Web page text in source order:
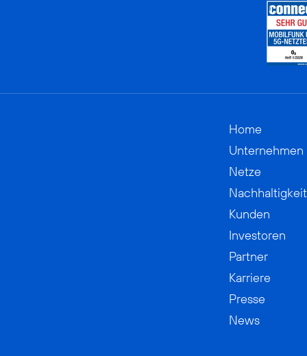
Home
Unternehmen
Netze
Nachhaltigkeit
Kunden
Investoren
Partner
Karriere
Presse
News